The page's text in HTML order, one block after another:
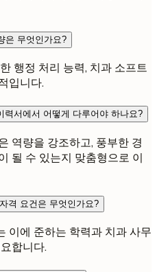
은 무엇인가요?
행정 처리 능력, 치과 소프트
입니다.
력서에서 어떻게 다루어야 하나요?
역량을 강조하고, 풍부한 경
될 수 있는지 맞춤형으로 이
격 요건은 무엇인가요?
이에 준하는 학력과 치과 사무
합니다.